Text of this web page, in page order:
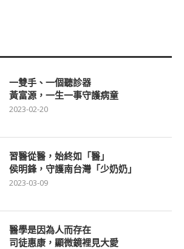
一雙手、一個聽診器
黃富源，一生一事守護病童
2023-02-20
習醫從醫，始終如「醫」
侯明鋒，守護南台灣「少奶奶」
2023-03-09
醫學是因為人而存在
司徒惠康，顯微鏡裡見大愛